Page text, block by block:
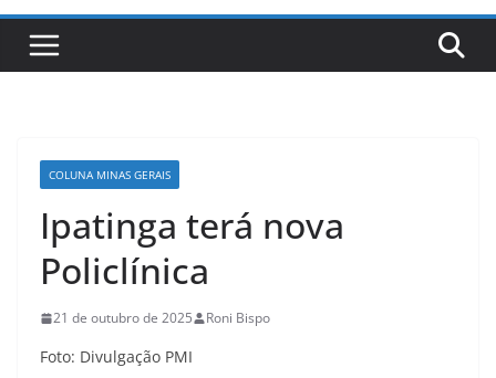
COLUNA MINAS GERAIS
Ipatinga terá nova
Policlínica
21 de outubro de 2025 Roni Bispo
Foto: Divulgação PMI